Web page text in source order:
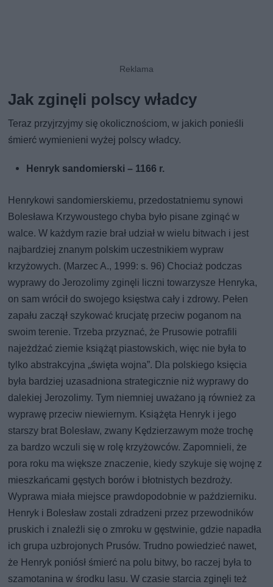
Jak zginęli polscy władcy
Teraz przyjrzyjmy się okolicznościom, w jakich ponieśli
śmierć wymienieni wyżej polscy władcy.
Henryk sandomierski – 1166 r.
Henrykowi sandomierskiemu, przedostatniemu synowi
Bolesława Krzywoustego chyba było pisane zginąć w
walce. W każdym razie brał udział w wielu bitwach i jest
najbardziej znanym polskim uczestnikiem wypraw
krzyżowych. (Marzec A., 1999: s. 96) Chociaż podczas
wyprawy do Jerozolimy zginęli liczni towarzysze Henryka,
on sam wrócił do swojego księstwa cały i zdrowy. Pełen
zapału zaczął szykować krucjatę przeciw poganom na
swoim terenie. Trzeba przyznać, że Prusowie potrafili
najeżdżać ziemie książąt piastowskich, więc nie była to
tylko abstrakcyjna „święta wojna”. Dla polskiego księcia
była bardziej uzasadniona strategicznie niż wyprawy do
dalekiej Jerozolimy. Tym niemniej uważano ją również za
wyprawę przeciw niewiernym. Książęta Henryk i jego
starszy brat Bolesław, zwany Kędzierzawym może trochę
za bardzo wczuli się w rolę krzyżowców. Zapomnieli, że
pora roku ma większe znaczenie, kiedy szykuje się wojnę z
mieszkańcami gęstych borów i błotnistych bezdroży.
Wyprawa miała miejsce prawdopodobnie w październiku.
Henryk i Bolesław zostali zdradzeni przez przewodników
pruskich i znaleźli się o zmroku w gęstwinie, gdzie napadła
ich grupa uzbrojonych Prusów. Trudno powiedzieć nawet,
że Henryk poniósł śmierć na polu bitwy, bo raczej była to
szamotanina w środku lasu. W czasie starcia zginęli też